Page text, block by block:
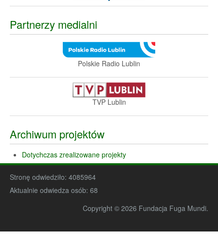
Partnerzy medialni
Polskie Radio Lublin
TVP Lublin
Archiwum projektów
Dotychczas zrealizowane projekty
Stronę odwiedziło: 4085964
Aktualnie odwiedza osób: 68
Copyright © 2026 Fundacja Fuga Mundi.